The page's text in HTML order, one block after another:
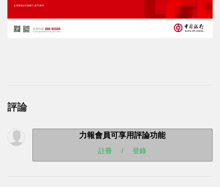
評論
力報會員可享用評論功能
註冊 / 登錄